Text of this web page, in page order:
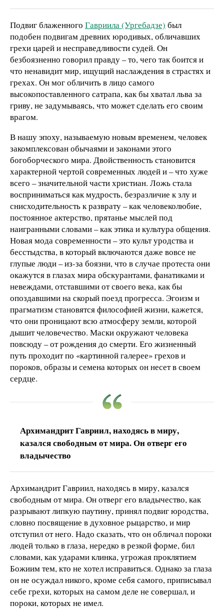
Подвиг блаженного Гавриила (Ургебадзе) был
подобен подвигам древних юродивых, обличавших
грехи царей и несправедливости судей. Он
безбоязненно говорил правду – то, чего так боится и
что ненавидит мир, ищущий наслаждения в страстях и
грехах. Он мог обличить в лицо самого
высокопоставленного сатрапа, как бы хватал льва за
гриву, не задумываясь, что может сделать его своим
врагом.
В нашу эпоху, называемую новым временем, человек
закомплексован обычаями и законами этого
богоборческого мира. Двойственность становится
характерной чертой современных людей и – что хуже
всего – значительной части христиан. Ложь стала
восприниматься как мудрость, безразличие к злу и
снисходительность к разврату – как человеколюбие,
постоянное актерство, прятанье мыслей под
наигранными словами – как этика и культура общения.
Новая мода современности – это культ уродства и
бесстыдства, в который включаются даже вовсе не
глупые люди – из-за боязни, что в случае протеста они
окажутся в глазах мира обскурантами, фанатиками и
невеждами, отставшими от своего века, как бы
опоздавшими на скорый поезд прогресса. Эгоизм и
прагматизм становятся философией жизни, кажется,
что они проницают всю атмосферу земли, которой
дышит человечество. Маски окружают человека
повсюду – от рождения до смерти. Его жизненный
путь проходит по «картинной галерее» грехов и
пороков, образы и семена которых он несет в своем
сердце.
Архимандрит Гавриил, находясь в миру,
казался свободным от мира. Он отверг его
владычество
Архимандрит Гавриил, находясь в миру, казался
свободным от мира. Он отверг его владычество, как
разрывают липкую паутину, принял подвиг юродства,
словно посвящение в духовное рыцарство, и мир
отступил от него. Надо сказать, что он обличал пороки
людей только в глаза, нередко в резкой форме, бил
словами, как ударами клинка, угрожая проклятием
Божиим тем, кто не хотел исправиться. Однако за глаза
он не осуждал никого, кроме себя самого, приписывал
себе грехи, которых на самом деле не совершал, и
пороки, которых не имел.